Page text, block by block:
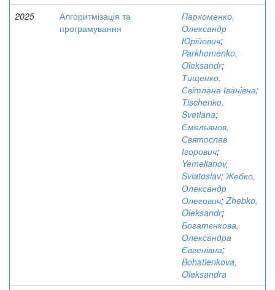
2025
Алгоритмізація та
програмування
Пархоменко,
Олександр
Юрійович;
Parkhomenko,
Oleksandr;
Тищенко,
Світлана Іванівна;
Tischenko,
Svetlana;
Ємельянов,
Святослав
Ігорович;
Yemelianov,
Sviatoslav;Жебко,
Олександр
Олегович;Zhebko,
Oleksandr;
Богатєнкова,
Олександра
Євгенівна;
Bohatienkova,
Oleksandra